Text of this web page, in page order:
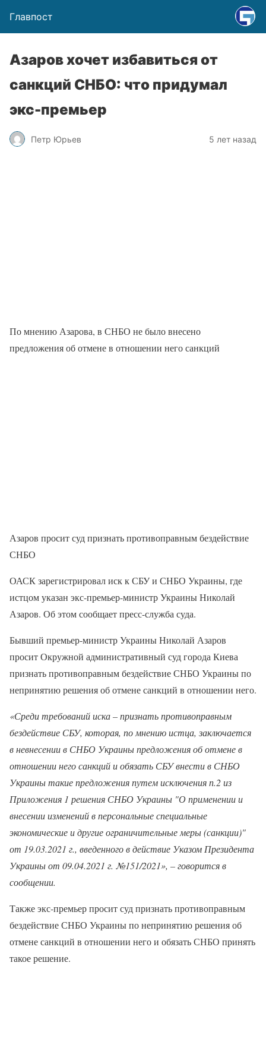
Главпост
Азаров хочет избавиться от
санкций СНБО: что придумал
экс-премьер
Петр Юрьев 5 лет назад
По мнению Азарова, в СНБО не было внесено
предложения об отмене в отношении него санкций
Азаров просит суд признать противоправным бездействие
СНБО
ОАСК зарегистрировал иск к СБУ и СНБО Украины, где
истцом указан экс-премьер-министр Украины Николай
Азаров. Об этом сообщает пресс-служба суда.
Бывший премьер-министр Украины Николай Азаров
просит Окружной административный суд города Киева
признать противоправным бездействие СНБО Украины по
непринятию решения об отмене санкций в отношении него.
«Среди требований иска – признать противоправным
бездействие СБУ, которая, по мнению истца, заключается
в невнесении в СНБО Украины предложения об отмене в
отношении него санкций и обязать СБУ внести в СНБО
Украины такие предложения путем исключения п.2 из
Приложения 1 решения СНБО Украины "О применении и
внесении изменений в персональные специальные
экономические и другие ограничительные меры (санкции)"
от 19.03.2021 г., введенного в действие Указом Президента
Украины от 09.04.2021 г. №151/2021», – говорится в
сообщении.
Также экс-премьер просит суд признать противоправным
бездействие СНБО Украины по непринятию решения об
отмене санкций в отношении него и обязать СНБО принять
такое решение.